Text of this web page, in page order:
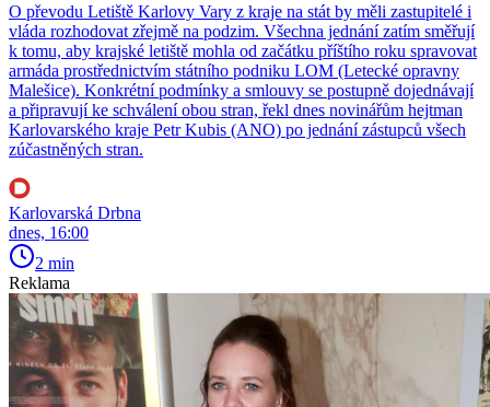
O převodu Letiště Karlovy Vary z kraje na stát by měli zastupitelé i
vláda rozhodovat zřejmě na podzim. Všechna jednání zatím směřují
k tomu, aby krajské letiště mohla od začátku příštího roku spravovat
armáda prostřednictvím státního podniku LOM (Letecké opravny
Malešice). Konkrétní podmínky a smlouvy se postupně dojednávají
a připravují ke schválení obou stran, řekl dnes novinářům hejtman
Karlovarského kraje Petr Kubis (ANO) po jednání zástupců všech
zúčastněných stran.
Karlovarská Drbna
dnes, 16:00
2 min
Reklama